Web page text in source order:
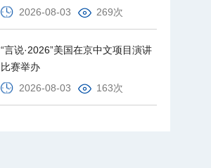
教师培训班在北京师范大学举办
2026-08-03 269次
“言说·2026”美国在京中文项目演讲
比赛举办
2026-08-03
163次